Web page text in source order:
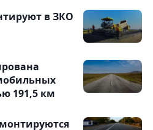
в ЗКО
191,5 км